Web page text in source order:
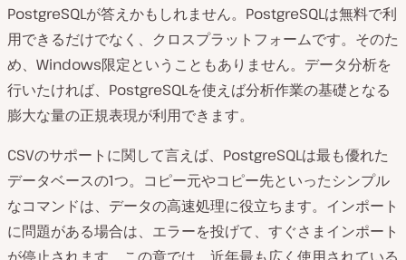
PostgreSQLが答えかもしれません。PostgreSQLは無料で利
用できるだけでなく、クロスプラットフォームです。そのた
め、Windows限定ということもありません。データ分析を
行いたければ、PostgreSQLを使えば分析作業の基礎となる
膨大な量の正規表現が利用できます。
CSVのサポートに関して言えば、PostgreSQLは最も優れた
データベースの1つ。コピー元やコピー先といったシンプル
なコマンドは、データの高速処理に役立ちます。インポート
に問題がある場合は、エラーを投げて、すぐさまインポート